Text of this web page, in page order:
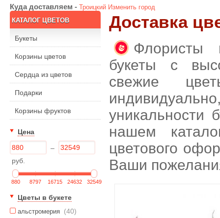
Куда доставляем - Троицкий Изменить город
КАТАЛОГ ЦВЕТОВ
Букеты
Корзины цветов
Сердца из цветов
Подарки
Корзины фруктов
Цена
–
руб.
880 8797 16715 24632 32549
Цветы в букете
альстромерия (40)
Доставка
Флористы
букеты с
свежие
уникальности
нашем
цветового
Ваши